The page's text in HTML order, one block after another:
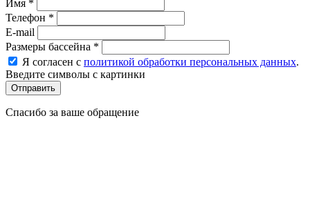
Имя *
Телефон *
E-mail
Размеры бассейна *
Я согласен с политикой обработки персональных данных.
Введите символы с картинки
Спасибо за ваше обращение